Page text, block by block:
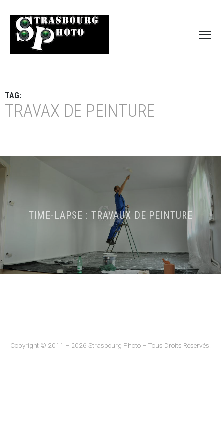
TAG:
TRAVAX DE PEINTURE
TIME-LAPSE : TRAVAUX DE PEINTURE
Copyright © 2011 – 2026 Strasbourg Photo – Tous Droits Réservés.